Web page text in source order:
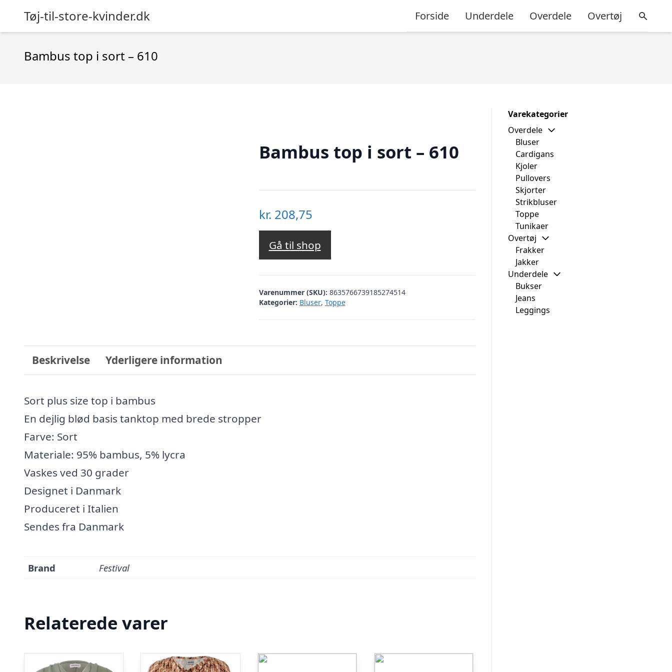
Tøj-til-store-kvinder.dk Forside Underdele Overdele Overtøj
Bambus top i sort – 610
Bambus top i sort – 610
kr. 208,75
Gå til shop
Varenummer (SKU): 8635766739185274514
Kategorier: Bluser, Toppe
Beskrivelse Yderligere information
Sort plus size top i bambus
En dejlig blød basis tanktop med brede stropper
Farve: Sort
Materiale: 95% bambus, 5% lycra
Vaskes ved 30 grader
Designet i Danmark
Produceret i Italien
Sendes fra Danmark
Brand Festival
Relaterede varer
Varekategorier
Overdele
Bluser
Cardigans
Kjoler
Pullovers
Skjorter
Strikbluser
Toppe
Tunikaer
Overtøj
Frakker
Jakker
Underdele
Bukser
Jeans
Leggings